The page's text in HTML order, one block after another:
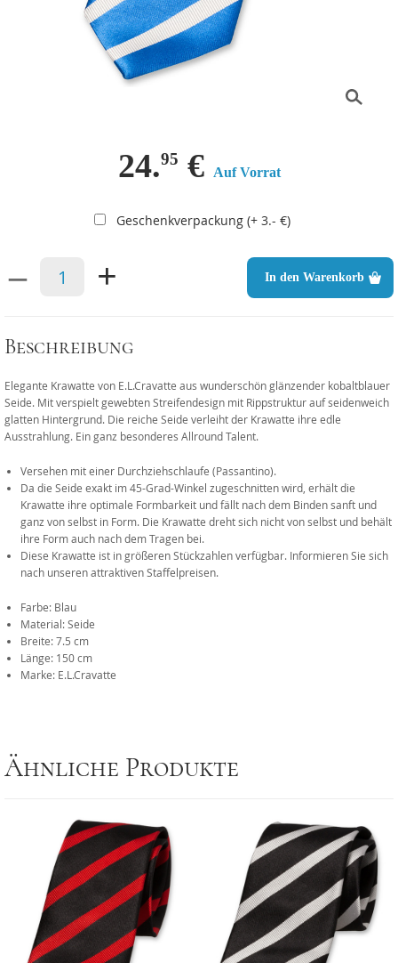
24.95 € Auf Vorrat
Geschenkverpackung (+ 3.- €)
– + In den Warenkorb
Beschreibung
Elegante Krawatte von E.L.Cravatte aus wunderschön glänzender kobaltblauer
Seide. Mit verspielt gewebten Streifendesign mit Rippstruktur auf seidenweich
glatten Hintergrund. Die reiche Seide verleiht der Krawatte ihre edle
Ausstrahlung. Ein ganz besonderes Allround Talent.
Versehen mit einer Durchziehschlaufe (Passantino).
Da die Seide exakt im 45-Grad-Winkel zugeschnitten wird, erhält die
Krawatte ihre optimale Formbarkeit und fällt nach dem Binden sanft und
ganz von selbst in Form. Die Krawatte dreht sich nicht von selbst und behält
ihre Form auch nach dem Tragen bei.
Diese Krawatte ist in größeren Stückzahlen verfügbar. Informieren Sie sich
nach unseren attraktiven Staffelpreisen.
Farbe: Blau
Material: Seide
Breite: 7.5 cm
Länge: 150 cm
Marke: E.L.Cravatte
Ähnliche Produkte